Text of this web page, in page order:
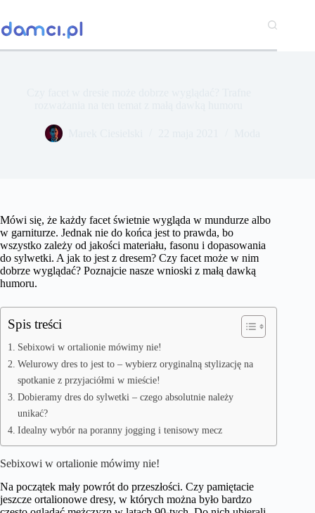
treści
Mówi się, że każdy facet świetnie wygląda w mundurze albo
w garniturze. Jednak nie do końca jest to prawda, bo
wszystko zależy od jakości materiału, fasonu i dopasowania
do sylwetki. A jak to jest z dresem? Czy facet może w nim
dobrze wyglądać? Poznajcie nasze wnioski z małą dawką
humoru.
Spis treści
Sebixowi w ortalionie mówimy nie!
Welurowy dres to jest to – wybierz oryginalną stylizację na
spotkanie z przyjaciółmi w mieście!
Dobieramy dres do sylwetki – czego absolutnie należy
unikać?
Idealny wybór na poranny jogging i tenisowy mecz
Sebixowi w ortalionie mówimy nie!
Na początek mały powrót do przeszłości. Czy pamiętacie
jeszcze ortalionowe dresy, w których można było bardzo